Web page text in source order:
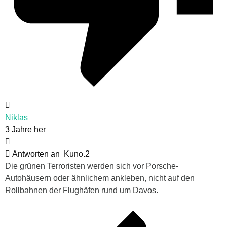
Niklas
3 Jahre her
Antworten an
Kuno.2
Die grünen Terroristen werden sich vor Porsche-
Autohäusern oder ähnlichem ankleben, nicht auf den
Rollbahnen der Flughäfen rund um Davos.